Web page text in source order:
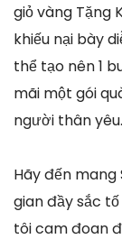
giỏ vàng Tặng
khiếu nại bày
thể tạo nên 1
mãi một gói
người thân yêu.
Hãy đến
gian đầy sắc
tôi cam đoan